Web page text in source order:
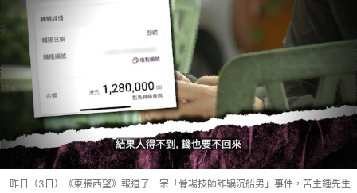
昨日（3日）《東張西望》報道了一宗「骨場技師詐騙沉船男」事件，苦主鍾先生